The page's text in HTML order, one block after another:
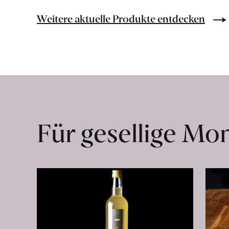
Lebensmittel
ab
Weitere aktuelle Produkte entdecken
Für gesellige